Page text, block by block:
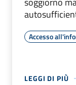
Accesso
LEGGI DI PIÙ